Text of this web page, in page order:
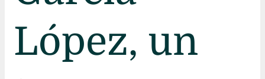
López, un